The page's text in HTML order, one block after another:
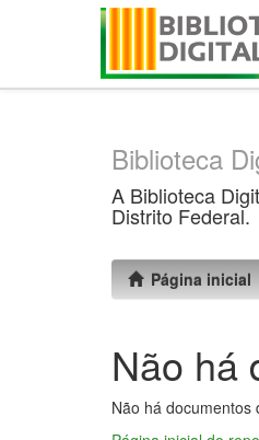
Biblioteca
A Biblioteca
Distrito Federal.
Página inicial
Não há
Não há documentos